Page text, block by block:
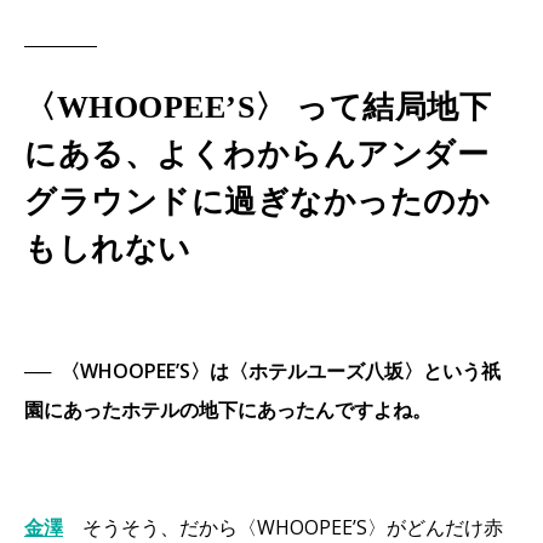
〈WHOOPEE’S〉 って結局地下
にある、よくわからんアンダー
グラウンドに過ぎなかったのか
もしれない
──
〈WHOOPEE’S〉は〈ホテルユーズ八坂〉という祇
園にあったホテルの地下にあったんですよね。
金澤
そうそう、だから〈WHOOPEE’S〉がどんだけ赤